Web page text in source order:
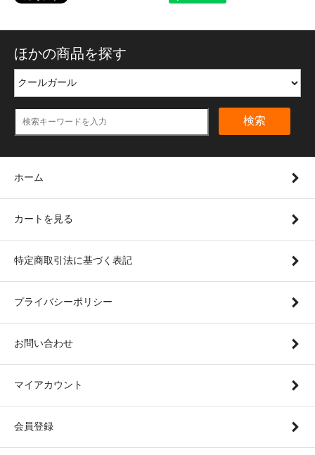
ほかの商品を探す
検索
ホーム
カートを見る
特定商取引法に基づく表記
プライバシーポリシー
お問い合わせ
マイアカウント
会員登録